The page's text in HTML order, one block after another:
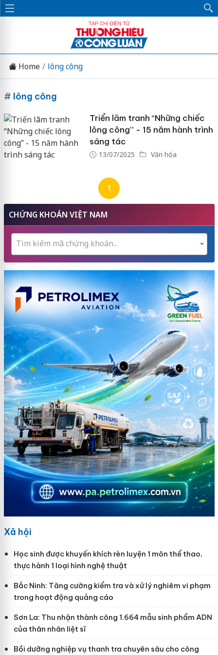
Home lông công
# lông công
Triển lãm tranh “Những chiếc
lông công” - 15 năm hành trình
sáng tác
13/07/2025 Văn hóa
1
CHỨNG KHOÁN VIỆT NAM
Tìm kiếm mã chứng khoán...
Xã hội
Học sinh được khuyến khích rèn luyện 1 môn thể thao,
thực hành 1 loại hình nghệ thuật
Bắc Ninh: Tăng cường kiểm tra và xử lý nghiêm vi phạm
trong hoạt động quảng cáo
Sơn La: Thu nhận thành công 1.664 mẫu sinh phẩm ADN
của thân nhân liệt sĩ
Bồi dưỡng nghiệp vụ thanh tra chuyên sâu cho công